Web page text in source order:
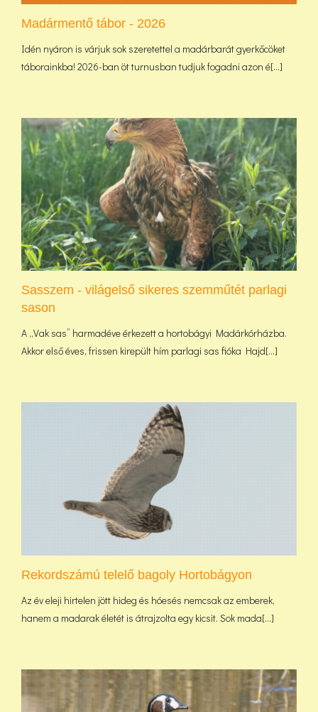
Madármentő tábor - 2026
Idén nyáron is várjuk sok szeretettel a madárbarát gyerkőcöket
táborainkba! 2026-ban öt turnusban tudjuk fogadni azon é[...]
Sasszem - világelső sikeres szemműtét parlagi
sason
A „Vak sas” harmadéve érkezett a hortobágyi Madárkórházba.
Akkor első éves, frissen kirepült hím parlagi sas fióka Hajd[...]
Rekordszámú telelő bagoly Hortobágyon
Az év eleji hirtelen jött hideg és hóesés nemcsak az emberek,
hanem a madarak életét is átrajzolta egy kicsit. Sok mada[...]